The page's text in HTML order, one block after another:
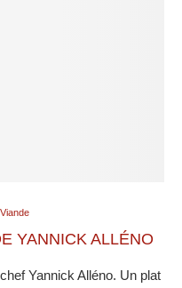
Viande
YANNICK ALLÉNO
Yannick Alléno. Un plat